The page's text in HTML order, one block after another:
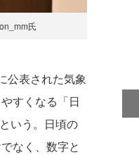
氏
公表された気象
すくなる「日
いう。日頃の
なく、数字と